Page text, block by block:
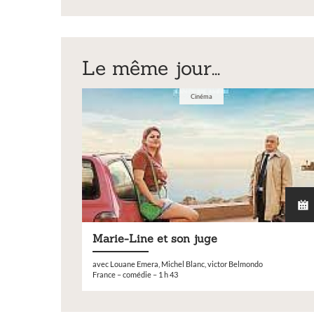
Le même jour...
Cinéma
Marie-Line et son juge
avec Louane Emera, Michel Blanc, victor Belmondo
France – comédie – 1 h 43
sculptures et photos
exposition annuelle ?